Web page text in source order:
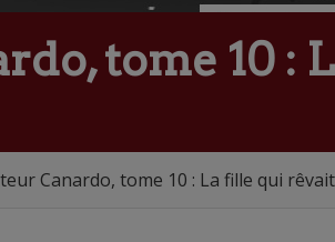
tome 10 :
Canardo, tome 10 : La fille qui